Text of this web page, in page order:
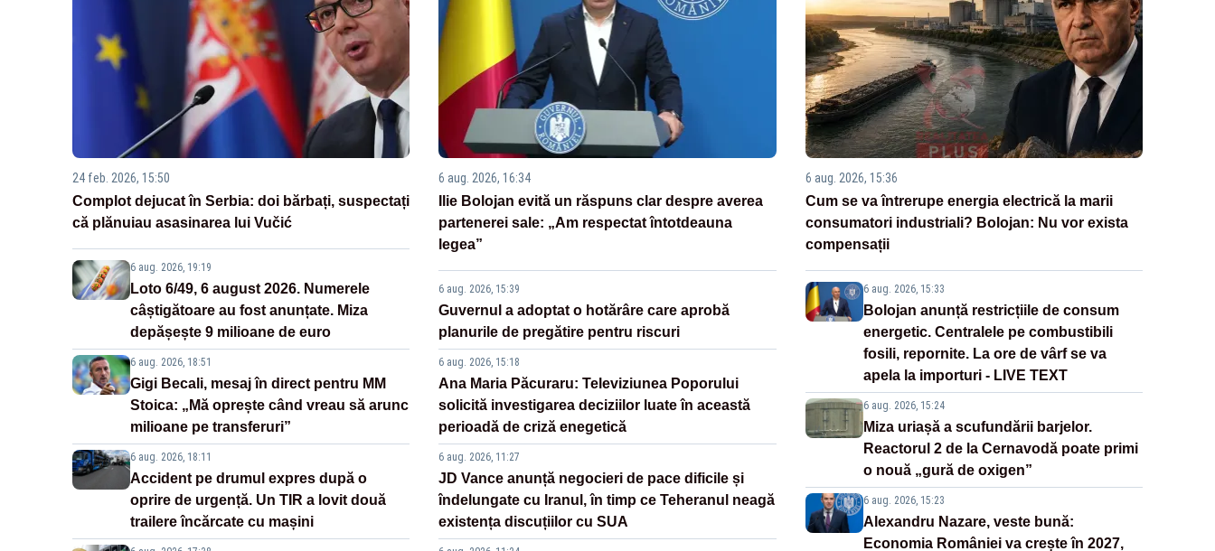
24 feb. 2026, 15:50
Complot dejucat în Serbia: doi bărbați, suspectați
că plănuiau asasinarea lui Vučić
6 aug. 2026, 19:19
Loto 6/49, 6 august 2026. Numerele
câștigătoare au fost anunțate. Miza
depășește 9 milioane de euro
6 aug. 2026, 18:51
Gigi Becali, mesaj în direct pentru MM
Stoica: „Mă oprește când vreau să arunc
milioane pe transferuri”
6 aug. 2026, 18:11
Accident pe drumul expres după o
oprire de urgență. Un TIR a lovit două
trailere încărcate cu mașini
6 aug. 2026, 16:34
Ilie Bolojan evită un răspuns clar despre averea
partenerei sale: „Am respectat întotdeauna
legea”
6 aug. 2026, 15:39
Guvernul a adoptat o hotărâre care aprobă
planurile de pregătire pentru riscuri
6 aug. 2026, 15:18
Ana Maria Păcuraru: Televiziunea Poporului
solicită investigarea deciziilor luate în această
perioadă de criză enegetică
6 aug. 2026, 11:27
JD Vance anunță negocieri de pace dificile și
îndelungate cu Iranul, în timp ce Teheranul neagă
existența discuțiilor cu SUA
6 aug. 2026, 15:36
Cum se va întrerupe energia electrică la marii
consumatori industriali? Bolojan: Nu vor exista
compensații
6 aug. 2026, 15:33
Bolojan anunță restricțiile de consum
energetic. Centralele pe combustibili
fosili, repornite. La ore de vârf se va
apela la importuri - LIVE TEXT
6 aug. 2026, 15:24
Miza uriașă a scufundării barjelor.
Reactorul 2 de la Cernavodă poate primi
o nouă „gură de oxigen”
6 aug. 2026, 15:23
Alexandru Nazare, veste bună:
Economia României va crește în 2027,